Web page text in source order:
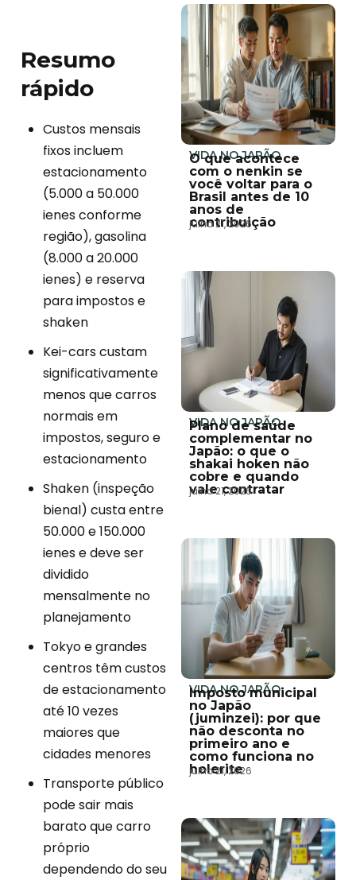
Resumo
rápido
Custos mensais
fixos incluem
estacionamento
(5.000 a 50.000
ienes conforme
região), gasolina
(8.000 a 20.000
ienes) e reserva
para impostos e
shaken
Kei-cars custam
significativamente
menos que carros
normais em
impostos, seguro e
estacionamento
Shaken (inspeção
bienal) custa entre
50.000 e 150.000
ienes e deve ser
dividido
mensalmente no
planejamento
Tokyo e grandes
centros têm custos
de estacionamento
até 10 vezes
maiores que
cidades menores
Transporte público
pode sair mais
barato que carro
próprio
dependendo do seu
VIDA NO JAPÃO
O que acontece
com o nenkin se
você voltar para o
Brasil antes de 10
anos de
contribuição
julho 21, 2026
VIDA NO JAPÃO
Plano de saúde
complementar no
Japão: o que o
shakai hoken não
cobre e quando
vale contratar
julho 21, 2026
VIDA NO JAPÃO
Imposto municipal
no Japão
(juminzei): por que
não desconta no
primeiro ano e
como funciona no
holerite
julho 21, 2026